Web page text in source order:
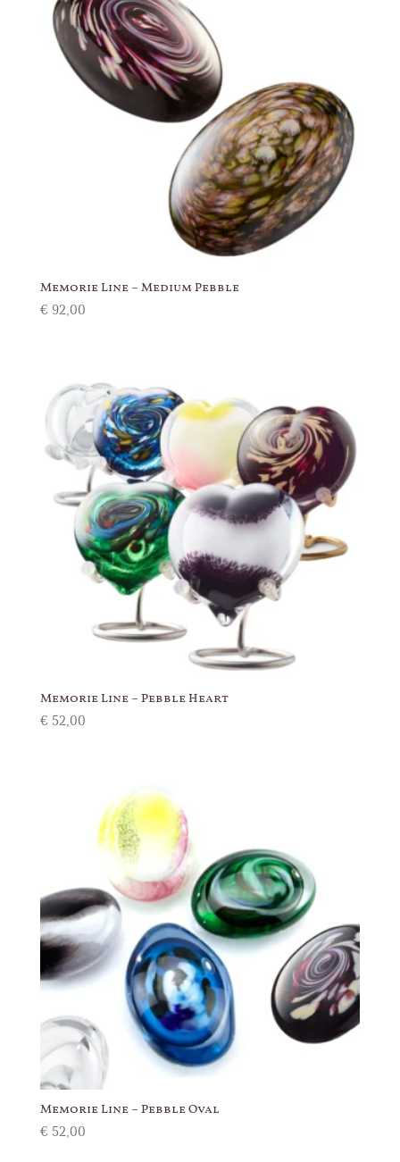
Memorie Line – Medium Pebble
€ 92,00
Memorie Line – Pebble Heart
€ 52,00
Memorie Line – Pebble Oval
€ 52,00